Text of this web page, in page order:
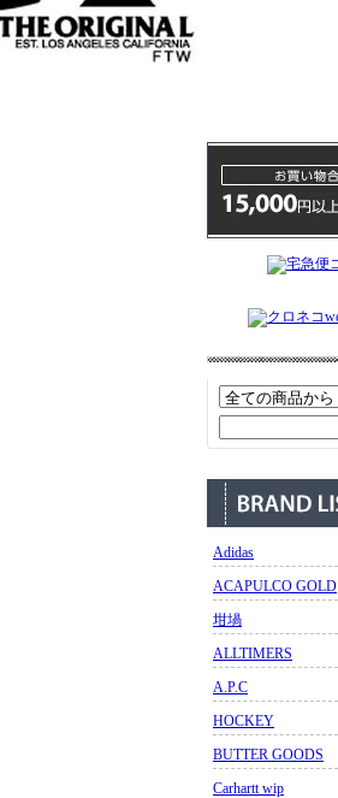
Adidas
ACAPULCO GOLD
坩堝
ALLTIMERS
A.P.C
HOCKEY
BUTTER GOODS
Carhartt wip